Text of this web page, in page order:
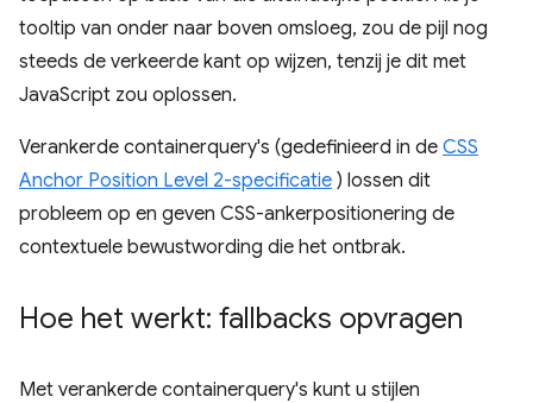
tooltip van onder naar boven omsloeg, zou de pijl nog
steeds de verkeerde kant op wijzen, tenzij je dit met
JavaScript zou oplossen.
Verankerde containerquery's (gedefinieerd in de CSS
Anchor Position Level 2-specificatie ) lossen dit
probleem op en geven CSS-ankerpositionering de
contextuele bewustwording die het ontbrak.
Hoe het werkt: fallbacks opvragen
Met verankerde containerquery's kunt u stijlen